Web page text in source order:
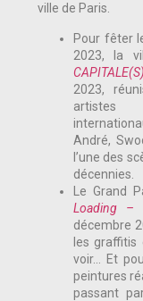
ville de Paris.
Pour fêter
2023, la
2023,
artistes
André,
l’une des
décennies.
Le Grand
Loading –
décembre
les graffitis
voir… Et
peintures
passant